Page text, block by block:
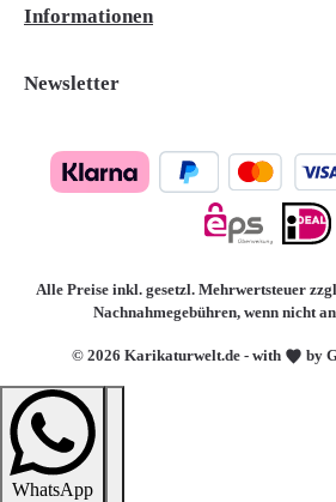
Informationen
Newsletter
© 2026 Karikaturwelt.de - with by
Alle Preise inkl. gesetzl. Mehrwertsteuer
Nachnahmegebühren, wenn nicht
WhatsApp